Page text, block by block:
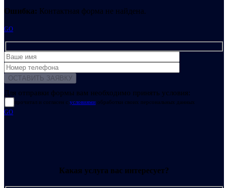
Ошибка: Контактная форма не найдена.
GO
Для отправки формы вам необходимо принять условия:
прочитал и согласен с условиями обработки своих персональных данных
GO
Какая услуга вас интересует?